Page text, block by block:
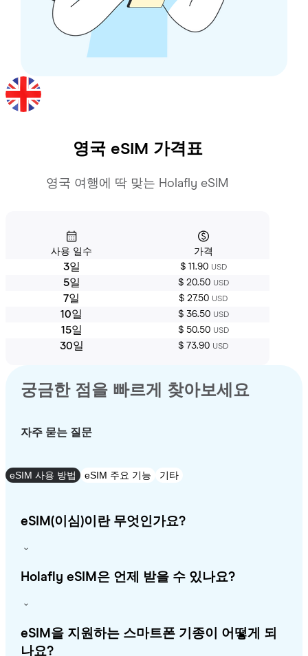
영국eSIM 가격표
영국 여행에 딱 맞는 Holafly eSIM
사용 일수 가격
3일 $ 11.90 USD
5일 $ 20.50 USD
7일 $ 27.50 USD
10일 $ 36.50 USD
15일 $ 50.50 USD
30일 $ 73.90 USD
궁금한 점을 빠르게 찾아보세요
자주 묻는 질문
eSIM 사용 방법 eSIM 주요 기능 기타
eSIM(이심)이란 무엇인가요?
Holafly eSIM은 언제 받을 수 있나요?
eSIM을 지원하는 스마트폰 기종이 어떻게 되
나요?